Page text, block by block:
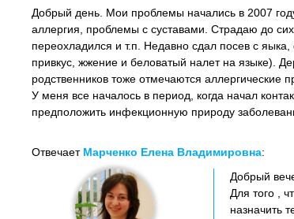
Добрый день. Мои проблемы начались в 2007
аллергия, проблемы с суставами. Страдаю до
переохладился и т.п. Недавно сдал посев с
привкус, жжение и беловатый налет на языке).
родственников тоже отмечаются аллергические
У меня все началось в период, когда начал
предположить инфекционную природу
Отвечает Марченко Елена Владимировна:
Добрый
Для того ,
назначить